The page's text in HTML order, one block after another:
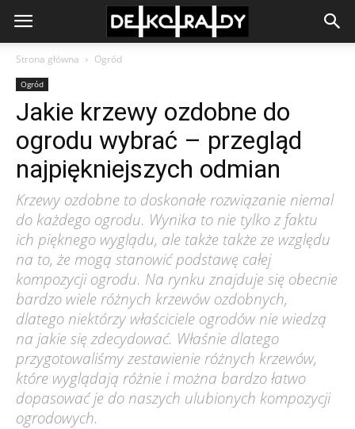
Strona główna Ogród
Ogród
Jakie krzewy ozdobne do
ogrodu wybrać – przegląd
najpiękniejszych odmian
Krzewy ozdobne to doskonałe rozwiązanie niemal
do każdego ogrodu. Wynika to nie tylko z faktu
ich pięknego wyglądu, ale także także ze względu
na to, że mogą stanowić podstawę całej
kompozycji ogrodu. Na rynku znajduje się obecnie
bardzo wiele różnych krzewów ozdobnych,
dlatego niektórzy właściciele ogrodów nie wiedzą
na jakie się zdecydować. Właśnie dlatego
przygotowaliśmy zestawienie różnych krzewów,
które wyglądają różnie i można bardzo łatwo
dopasować je do naszych ulubionych kompozycji
ogrodowych.